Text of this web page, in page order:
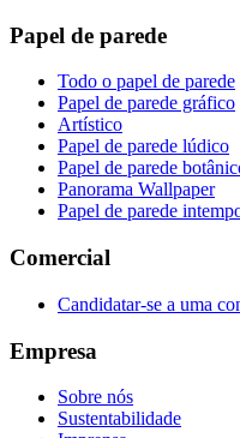
Papel de parede
Todo o papel de parede
Papel de parede gráfico
Artístico
Papel de parede lúdico
Papel de parede
Panorama Wallpaper
Papel de parede
Comercial
Candidatar-se a uma
Empresa
Sobre nós
Sustentabilidade